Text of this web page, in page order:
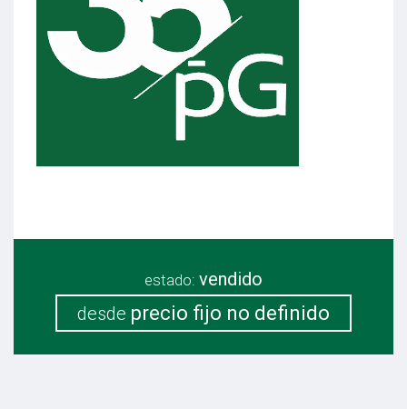
estado: vendido
desde precio fijo no definido